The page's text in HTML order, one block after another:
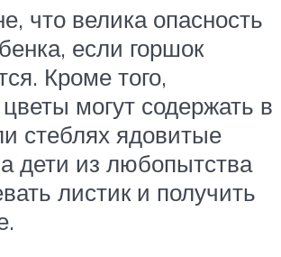
что велика опасность
если горшок
Кроме того,
могут содержать в
стеблях ядовитые
дети из любопытства
листик и получить